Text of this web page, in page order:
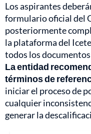
Los aspirantes
formulario oficial del
posteriormente
la plataforma del
todos los
La entidad
términos de
iniciar el proceso de
cualquier
generar la